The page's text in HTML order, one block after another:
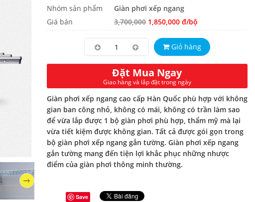
Nhóm sản phẩm
Giàn phơi xếp ngang
Giá bán
3,700,0001,850,000 đ/bộ
Giỏ hàng
Đặt Mua Ngay
Giao hàng và lắp đặt trong ngày
Giàn phơi xếp ngang cao cấp Hàn Quốc phù hợp với không
gian ban công nhỏ, không có mái, không có trần làm sao
để vừa lắp được 1 bộ giàn phơi phù hợp, thẩm mỹ mà lại
vừa tiết kiệm được không gian. Tất cả được gói gọn trong
bộ giàn phơi xếp ngang gắn tường. Giàn phơi xếp ngang
gắn tường mang đến tiện lợi khắc phục những nhược
điểm của giàn phơi thông minh thường.
Save